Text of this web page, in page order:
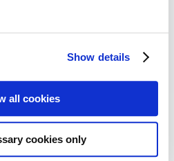
Show details
all cookies
cookies only
Try it now